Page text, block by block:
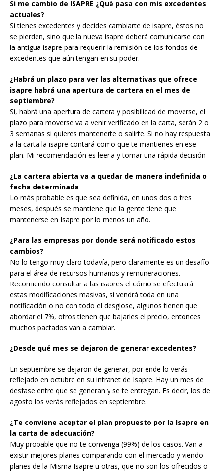
Si me cambio de ISAPRE ¿Qué pasa con mis excedentes
actuales?
Si tienes excedentes y decides cambiarte de isapre, éstos no
se pierden, sino que la nueva isapre deberá comunicarse con
la antigua isapre para requerir la remisión de los fondos de
excedentes que aún tengan en su poder.
¿Habrá un plazo para ver las alternativas que ofrece
isapre habrá una apertura de cartera en el mes de
septiembre?
Si, habrá una apertura de cartera y posibilidad de moverse, el
plazo para moverse va a venir verificado en la carta, serán 2 o
3 semanas si quieres mantenerte o salirte. Si no hay respuesta
a la carta la isapre contará como que te mantienes en ese
plan. Mi recomendación es leerla y tomar una rápida decisión
¿La cartera abierta va a quedar de manera indefinida o
fecha determinada
Lo más probable es que sea definida, en unos dos o tres
meses, después se mantiene que la gente tiene que
mantenerse en Isapre por lo menos un año.
¿Para las empresas por donde será notificado estos
cambios?
No lo tengo muy claro todavía, pero claramente es un desafío
para el área de recursos humanos y remuneraciones.
Recomiendo consultar a las isapres el cómo se efectuará
estas modificaciones masivas, si vendrá toda en una
notificación o no con todo el desglose, algunos tienen que
abordar el 7%, otros tienen que bajarles el precio, entonces
muchos pactados van a cambiar.
¿Desde qué mes se dejaron de generar excedentes?
En septiembre se dejaron de generar, por ende lo verás
reflejado en octubre en su intranet de Isapre. Hay un mes de
desfase entre que se generan y se te entregan. Es decir, los de
agosto los verás reflejados en septiembre.
¿Te conviene aceptar el plan propuesto por la Isapre en
la carta de adecuación?
Muy probable que no te convenga (99%) de los casos. Van a
existir mejores planes comparando con el mercado y viendo
planes de la Misma Isapre u otras, que no son los ofrecidos o